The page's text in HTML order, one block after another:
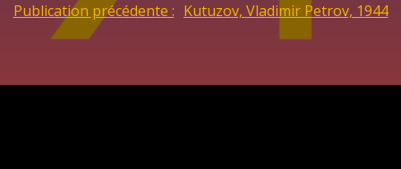
Publication précédente : Kutuzov, Vladimir Petrov, 1944